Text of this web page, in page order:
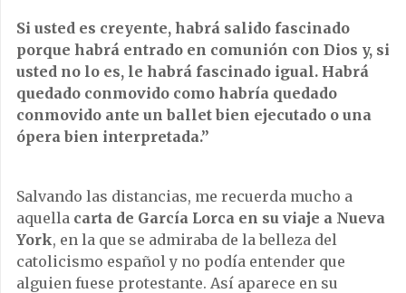
Si usted es creyente, habrá salido fascinado
porque habrá entrado en comunión con Dios y, si
usted no lo es, le habrá fascinado igual. Habrá
quedado conmovido como habría quedado
conmovido ante un ballet bien ejecutado o una
ópera bien interpretada.”
Salvando las distancias, me recuerda mucho a
aquella carta de García Lorca en su viaje a Nueva
York, en la que se admiraba de la belleza del
catolicismo español y no podía entender que
alguien fuese protestante. Así aparece en su